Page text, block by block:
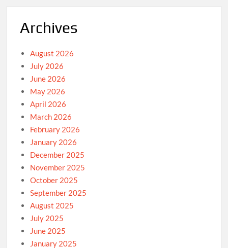
Archives
August 2026
July 2026
June 2026
May 2026
April 2026
March 2026
February 2026
January 2026
December 2025
November 2025
October 2025
September 2025
August 2025
July 2025
June 2025
January 2025